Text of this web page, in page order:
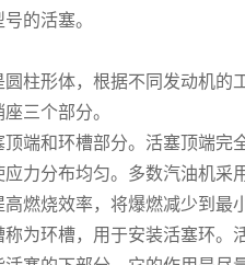
的活塞。
形体，根据不同发动机的
三个部分。
和环槽部分。活塞顶端完
力分布均匀。多数汽油机采
燃烧效率，将爆燃减少到最
为环槽，用于安装活塞环。